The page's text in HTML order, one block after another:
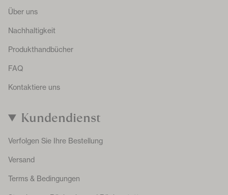
Über uns
Nachhaltigkeit
Produkthandbücher
FAQ
Kontaktiere uns
Kundendienst
Verfolgen Sie Ihre Bestellung
Versand
Terms & Bedingungen